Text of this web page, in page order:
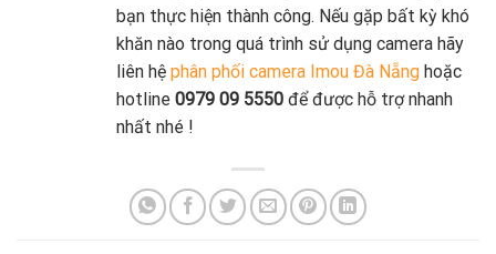
bạn thực hiện thành công. Nếu gặp bất kỳ khó
khăn nào trong quá trình sử dụng camera hãy
liên hệ phân phối camera Imou Đà Nẵnghoặc
hotline 0979 09 5550 để được hỗ trợ nhanh
nhất nhé !